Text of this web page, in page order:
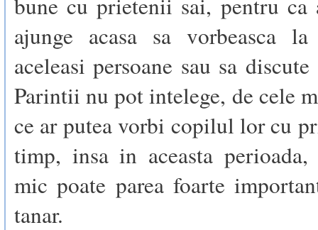
ajunge acasa sa vorbeasca
aceleasi persoane sau sa
Parintii nu pot intelege, de cele
ce ar putea vorbi copilul lor cu
timp, insa in aceasta
mic poate parea foarte
tanar.